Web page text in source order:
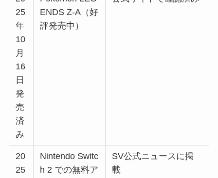
25
年
10
月
16
日
発
売
済
み
ENDS Z-A（好
評発売中）
20
25
Nintendo Switc
h 2 での無料ア
SV公式ニュースに掲
載